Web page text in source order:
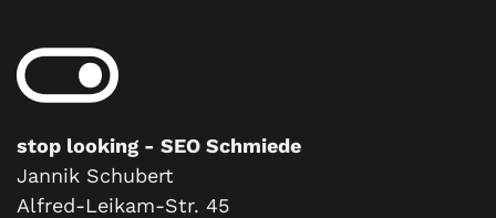
stop looking - SEO Schmiede
Jannik Schubert
Alfred-Leikam-Str. 45